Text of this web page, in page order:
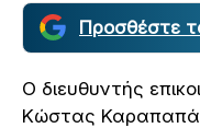
Προσθέστε
Ο διευθυντής
Κώστας